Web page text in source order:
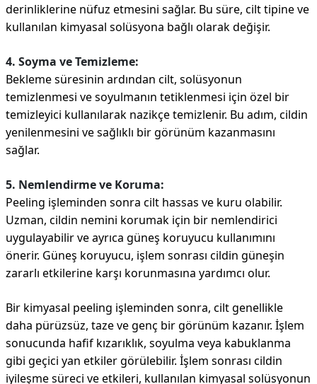
derinliklerine nüfuz etmesini sağlar. Bu süre, cilt tipine ve
kullanılan kimyasal solüsyona bağlı olarak değişir.
4. Soyma ve Temizleme:
Bekleme süresinin ardından cilt, solüsyonun
temizlenmesi ve soyulmanın tetiklenmesi için özel bir
temizleyici kullanılarak nazikçe temizlenir. Bu adım, cildin
yenilenmesini ve sağlıklı bir görünüm kazanmasını
sağlar.
5. Nemlendirme ve Koruma:
Peeling işleminden sonra cilt hassas ve kuru olabilir.
Uzman, cildin nemini korumak için bir nemlendirici
uygulayabilir ve ayrıca güneş koruyucu kullanımını
önerir. Güneş koruyucu, işlem sonrası cildin güneşin
zararlı etkilerine karşı korunmasına yardımcı olur.
Bir kimyasal peeling işleminden sonra, cilt genellikle
daha pürüzsüz, taze ve genç bir görünüm kazanır. İşlem
sonucunda hafif kızarıklık, soyulma veya kabuklanma
gibi geçici yan etkiler görülebilir. İşlem sonrası cildin
iyileşme süreci ve etkileri, kullanılan kimyasal solüsyonun